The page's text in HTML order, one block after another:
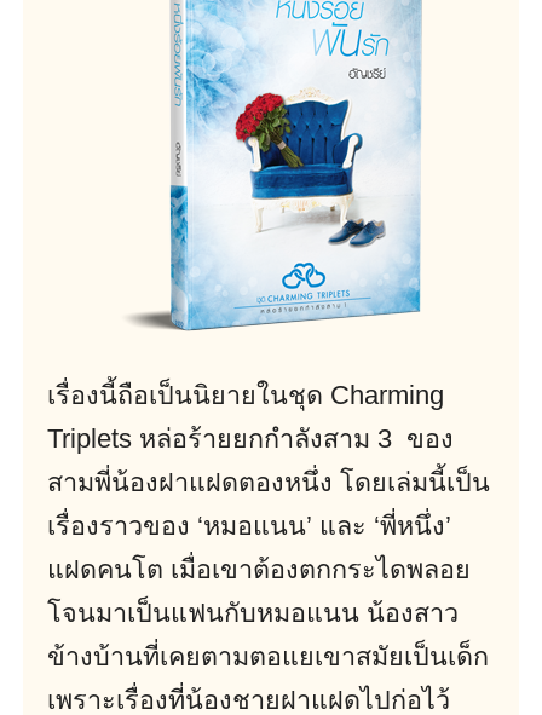
เรื่องนี้ถือเป็นนิยายในชุด Charming
Triplets หล่อร้ายยกกำลังสาม 3 ของ
สามพี่น้องฝาแฝดตองหนึ่ง โดยเล่มนี้เป็น
เรื่องราวของ ‘หมอแนน’ และ ‘พี่หนึ่ง’
แฝดคนโต เมื่อเขาต้องตกกระไดพลอย
โจนมาเป็นแฟนกับหมอแนน น้องสาว
ข้างบ้านที่เคยตามตอแยเขาสมัยเป็นเด็ก
เพราะเรื่องที่น้องชายฝาแฝดไปก่อไว้